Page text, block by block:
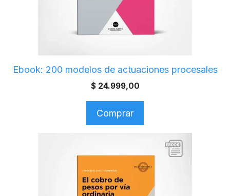
Ebook: 200 modelos de actuaciones procesales
$24.999,00
Comprar